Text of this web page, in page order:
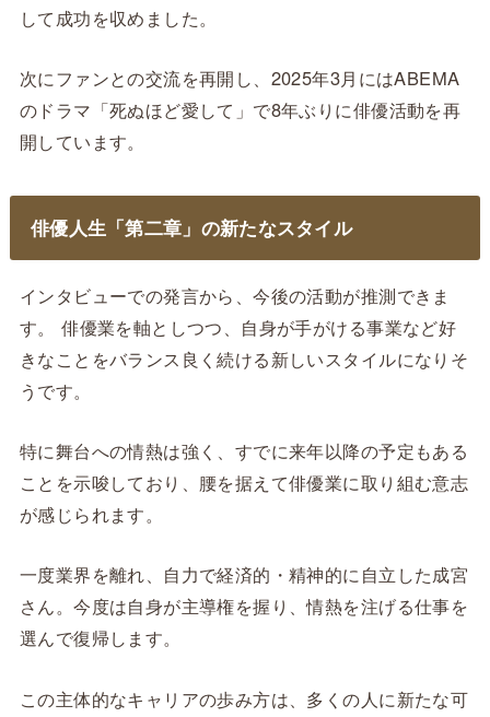
して成功を収めました。
次にファンとの交流を再開し、2025年3月にはABEMA
のドラマ「死ぬほど愛して」で8年ぶりに俳優活動を再
開しています。
俳優人生「第二章」の新たなスタイル
インタビューでの発言から、今後の活動が推測できま
す。 俳優業を軸としつつ、自身が手がける事業など好
きなことをバランス良く続ける新しいスタイルになりそ
うです。
特に舞台への情熱は強く、すでに来年以降の予定もある
ことを示唆しており、腰を据えて俳優業に取り組む意志
が感じられます。
一度業界を離れ、自力で経済的・精神的に自立した成宮
さん。今度は自身が主導権を握り、情熱を注げる仕事を
選んで復帰します。
この主体的なキャリアの歩み方は、多くの人に新たな可